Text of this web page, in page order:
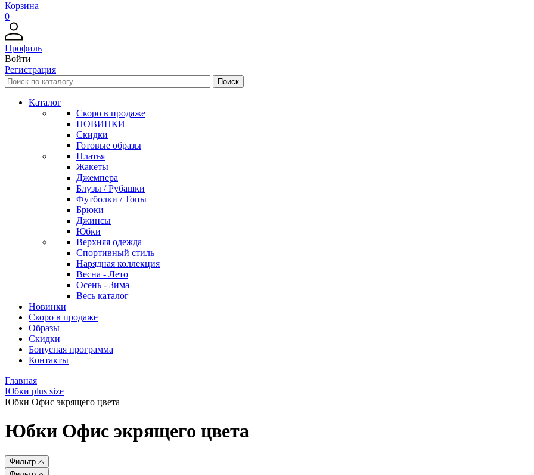
Корзина
0
Профиль
Войти
Регистрация
Каталог
Скоро в продаже
НОВИНКИ
Скидки
Готовые образы
Платья
Жакеты
Джемпера
Блузы / Рубашки
Футболки / Топы
Брюки
Джинсы
Юбки
Верхняя одежда
Спортивный стиль
Нарядная коллекция
Весна - Лето
Осень - Зима
Весь каталог
Новинки
Скоро в продаже
Образы
Скидки
Бонусная программа
Контакты
Главная
Юбки plus size
Юбки Офис экрящего цвета
Юбки Офис экрящего цвета
Фильтр